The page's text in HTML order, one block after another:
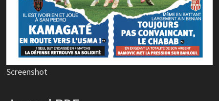
Screenshot